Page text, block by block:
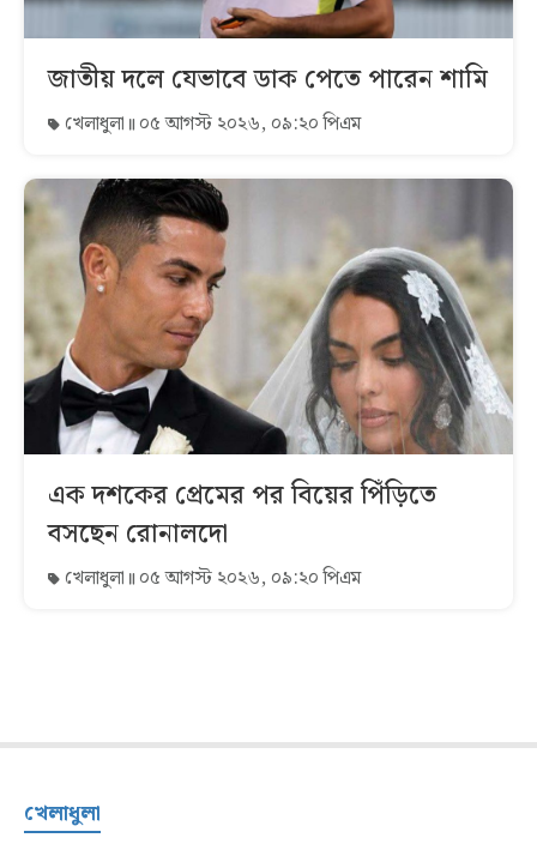
জাতীয় দলে যেভাবে ডাক পেতে পারেন শামি
খেলাধুলা ০৫ আগস্ট ২০২৬, ০৯:২০ পিএম
এক দশকের প্রেমের পর বিয়ের পিঁড়িতে
বসছেন রোনালদো
খেলাধুলা ০৫ আগস্ট ২০২৬, ০৯:২০ পিএম
খেলাধুলা